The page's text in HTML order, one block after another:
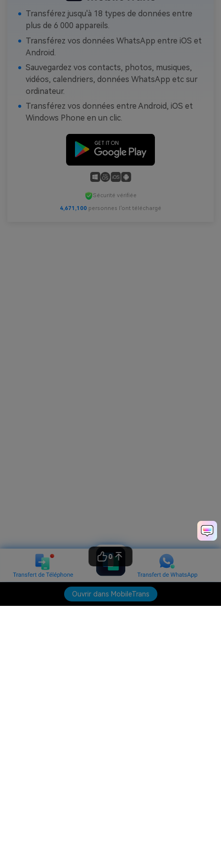
Ouvrir dans MobileTrans
Transférez jusqu'à 18 types de données entre
plus de 6 000 appareils.
Transférez vos données WhatsApp entre iOS et
Android.
Sauvegardez vos contacts, photos, musiques,
vidéos, calendriers, données WhatsApp etc sur
ordinateur.
Transférez vos données entre Android, iOS et
Windows Phone en un clic.
Sécurité vérifiée
4,671,102 personnes l'ont téléchargé
0